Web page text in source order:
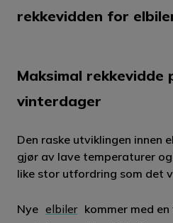
rekkevidden for
Maksimal rekkevidde
vinterdager
Den raske utviklingen innen
gjør av lave temperaturer
like stor utfordring som det
Nye elbiler kommer med